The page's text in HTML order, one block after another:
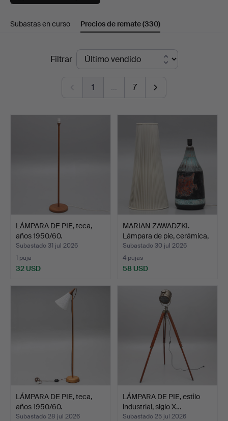
en
Vänersborg
Subastas en curso Precios de remate(330)
Filtrar
1 … 7
LÁMPARA DE PIE, teca,
años 1950/60.
Subastado 31 jul 2026
1 puja
32 USD
MARIAN ZAWADZKI.
Lámpara de pie, cerámica,
…
Subastado 30 jul 2026
4 pujas
58 USD
LÁMPARA DE PIE, teca,
años 1950/60.
Subastado 28 jul 2026
LÁMPARA DE PIE, estilo
industrial, siglo X…
Subastado 25 jul 2026